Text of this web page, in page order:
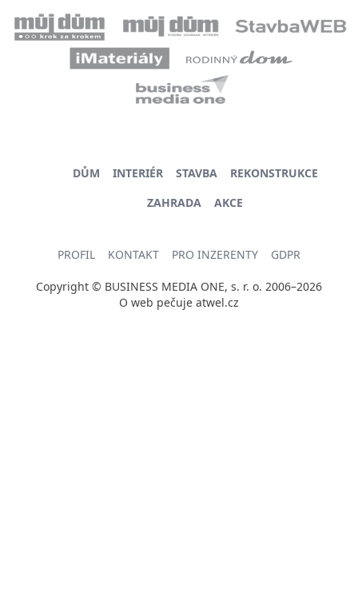
DŮM INTERIÉR STAVBA
REKONSTRUKCE
ZAHRADA
AKCE
PROFIL KONTAKT PRO INZERENTY GDPR
Copyright © BUSINESS MEDIA ONE, s. r. o. 2006–2026